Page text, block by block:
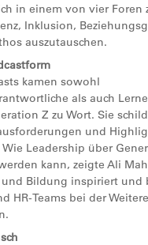
in einem von vier Foren
Inklusion,
auszutauschen.
kamen sowohl
als auch
Z zu Wort. Sie
und
Leadership über
kann, zeigte Ali
Bildung inspiriert und
HR-Teams bei der